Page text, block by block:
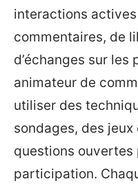
interactions
commentaires, de
d’échanges sur
animateur de
utiliser des
sondages, des
questions ouvertes
participation.